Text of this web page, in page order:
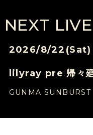
NEXT LIVE
2026/8/22 (Sat)
lilyray pre 帰々
GUNMA SUNBURST